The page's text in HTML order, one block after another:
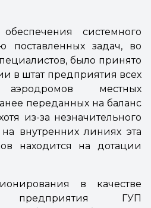
системного
поставленных задач, во
было принято
в штат предприятия всех
аэродромов местных
переданных на баланс
из-за незначительного
внутренних линиях эта
находится на дотации
в качестве
предприятия ГУП